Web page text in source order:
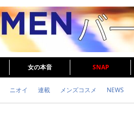
女の本音 SNAP
ニオイ 連載 メンズコスメ NEWS